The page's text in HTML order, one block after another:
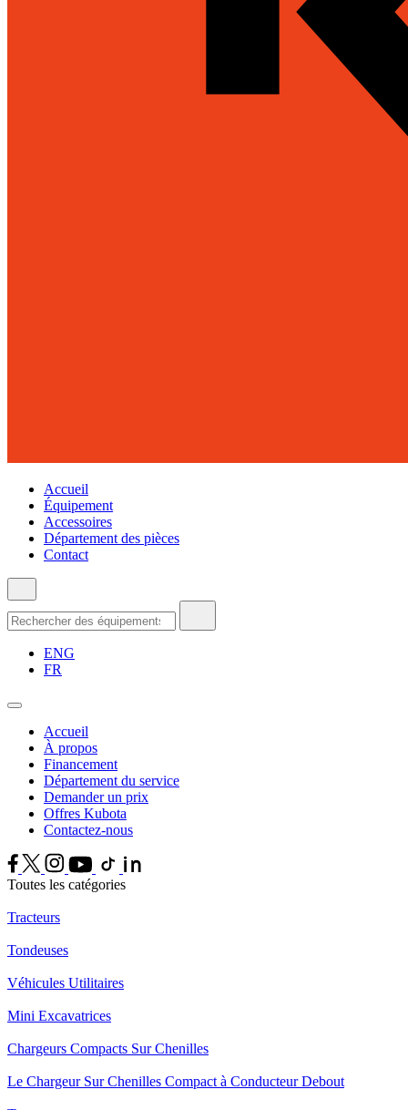
Accueil
Équipement
Accessoires
Département des pièces
Contact
ENG
FR
Accueil
À propos
Financement
Département du service
Demander un prix
Offres Kubota
Contactez-nous
Toutes les catégories
Tracteurs
Tondeuses
Véhicules Utilitaires
Mini Excavatrices
Chargeurs Compacts Sur Chenilles
Le Chargeur Sur Chenilles Compact à Conducteur Debout